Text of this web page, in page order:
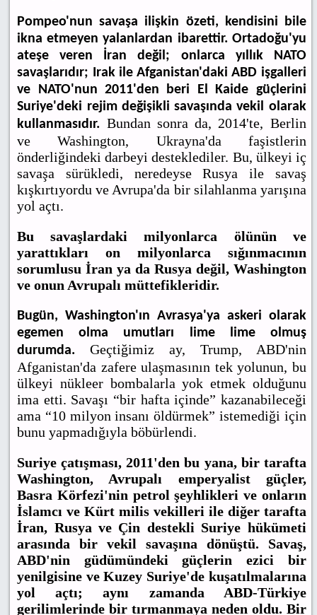
Pompeo'nun savaşa ilişkin özeti, kendisini bile
ikna etmeyen yalanlardan ibarettir. Ortadoğu'yu
ateşe veren İran değil; onlarca yıllık NATO
savaşlarıdır; Irak ile Afganistan'daki ABD işgalleri
ve NATO'nun 2011'den beri El Kaide güçlerini
Suriye'deki rejim değişikli savaşında vekil olarak
kullanmasıdır. Bundan sonra da, 2014'te, Berlin
ve Washington, Ukrayna'da faşistlerin
önderliğindeki darbeyi desteklediler. Bu, ülkeyi iç
savaşa sürükledi, neredeyse Rusya ile savaş
kışkırtıyordu ve Avrupa'da bir silahlanma yarışına
yol açtı.
Bu savaşlardaki milyonlarca ölünün ve
yarattıkları on milyonlarca sığınmacının
sorumlusu İran ya da Rusya değil, Washington
ve onun Avrupalı müttefikleridir.
Bugün, Washington'ın Avrasya'ya askeri olarak
egemen olma umutları lime lime olmuş
durumda. Geçtiğimiz ay, Trump, ABD'nin
Afganistan'da zafere ulaşmasının tek yolunun, bu
ülkeyi nükleer bombalarla yok etmek olduğunu
ima etti. Savaşı “bir hafta içinde” kazanabileceği
ama “10 milyon insanı öldürmek” istemediği için
bunu yapmadığıyla böbürlendi.
Suriye çatışması, 2011'den bu yana, bir tarafta
Washington, Avrupalı emperyalist güçler,
Basra Körfezi'nin petrol şeyhlikleri ve onların
İslamcı ve Kürt milis vekilleri ile diğer tarafta
İran, Rusya ve Çin destekli Suriye hükümeti
arasında bir vekil savaşına dönüştü. Savaş,
ABD'nin güdümündeki güçlerin ezici bir
yenilgisine ve Kuzey Suriye'de kuşatılmalarına
yol açtı; aynı zamanda ABD-Türkiye
gerilimlerinde bir tırmanmaya neden oldu. Bir